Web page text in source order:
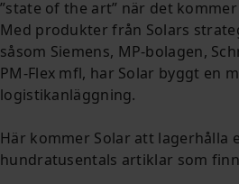
”state of the art” när det
Med produkter från Solars
såsom Siemens, MP-bolagen,
PM-Flex mfl, har Solar byggt en
logistikanläggning.
Här kommer Solar att lagerhålla
hundratusentals artiklar som